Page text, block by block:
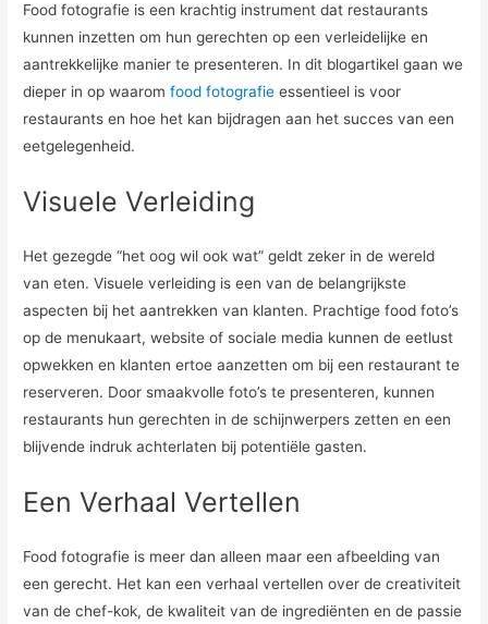
Food fotografie is een krachtig instrument dat restaurants
kunnen inzetten om hun gerechten op een verleidelijke en
aantrekkelijke manier te presenteren. In dit blogartikel gaan we
dieper in op waaromfood fotografie essentieel is voor
restaurants en hoe het kan bijdragen aan het succes van een
eetgelegenheid.
Visuele Verleiding
Het gezegde “het oog wil ook wat” geldt zeker in de wereld
van eten. Visuele verleiding is een van de belangrijkste
aspecten bij het aantrekken van klanten. Prachtige food foto’s
op de menukaart, website of sociale media kunnen de eetlust
opwekken en klanten ertoe aanzetten om bij een restaurant te
reserveren. Door smaakvolle foto’s te presenteren, kunnen
restaurants hun gerechten in de schijnwerpers zetten en een
blijvende indruk achterlaten bij potentiële gasten.
Een Verhaal Vertellen
Food fotografie is meer dan alleen maar een afbeelding van
een gerecht. Het kan een verhaal vertellen over de creativiteit
van de chef-kok, de kwaliteit van de ingrediënten en de passie